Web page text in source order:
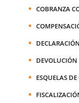
COBRANZA
DEVOLUCIÓN
ESQUELAS